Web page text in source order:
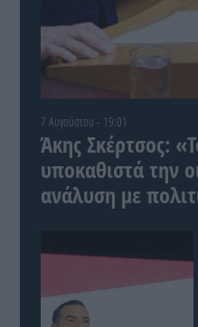
7 Αυγούστου - 19:01
Άκης Σκέρτσος:
υποκαθιστά την
ανάλυση με